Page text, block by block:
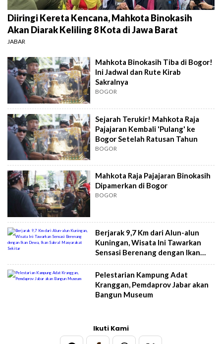
Diiringi Kereta Kencana, Mahkota Binokasih
Akan Diarak Keliling 8 Kota di Jawa Barat
JABAR
Mahkota Binokasih Tiba di Bogor!
Ini Jadwal dan Rute Kirab
Sakralnya
BOGOR
Sejarah Terukir! Mahkota Raja
Pajajaran Kembali 'Pulang' ke
Bogor Setelah Ratusan Tahun
BOGOR
Mahkota Raja Pajajaran Binokasih
Dipamerkan di Bogor
BOGOR
Berjarak 9,7 Km dari Alun-alun
Kuningan, Wisata Ini Tawarkan
Sensasi Berenang dengan Ikan
Dewa, Ikan Sakral Masyarakat
Sekitar
Pelestarian Kampung Adat
Kranggan, Pemdaprov Jabar akan
Bangun Museum
Ikuti Kami